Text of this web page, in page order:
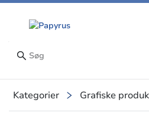
Kategorier Grafiske